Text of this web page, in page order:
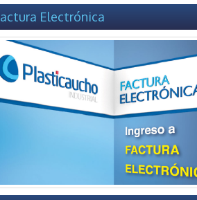
Electrónica